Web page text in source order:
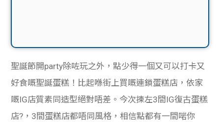
聖誕節開party除咗玩之外，點少得一個又可以打卡又
好食嘅聖誕蛋糕！比起喺街上買嘅連鎖蛋糕店，依家
嘅IG店質素同造型絕對唔差。今次揀左3間IG復古蛋糕
店?，3間蛋糕店都唔同風格，相信點都有一間啱你